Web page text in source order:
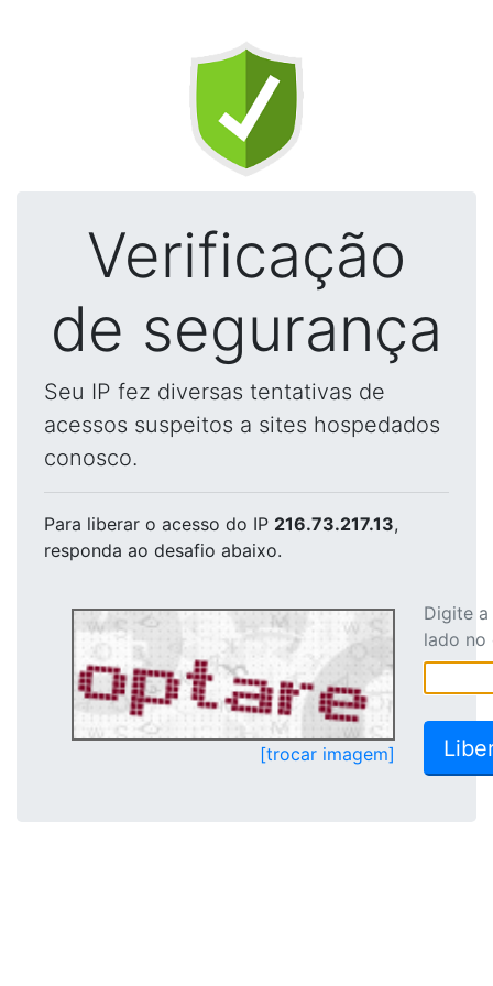
Verificação
de segurança
Seu IP fez diversas tentativas de
acessos suspeitos a sites hospedados
conosco.
Para liberar o acesso do IP 216.73.217.13,
responda ao desafio abaixo.
[trocar imagem]
Digite
lado no